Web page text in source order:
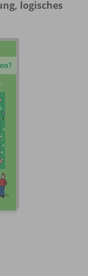
logisches